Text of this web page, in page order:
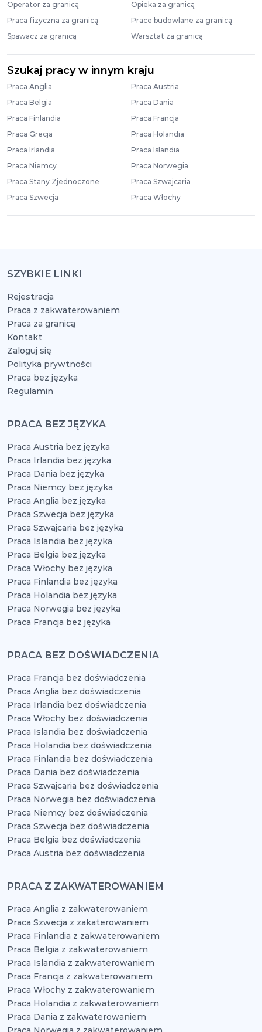
Operator za granicą
Opieka za granicą
Praca fizyczna za granicą
Prace budowlane za granicą
Spawacz za granicą
Warsztat za granicą
Szukaj pracy w innym kraju
Praca Anglia
Praca Austria
Praca Belgia
Praca Dania
Praca Finlandia
Praca Francja
Praca Grecja
Praca Holandia
Praca Irlandia
Praca Islandia
Praca Niemcy
Praca Norwegia
Praca Stany Zjednoczone
Praca Szwajcaria
Praca Szwecja
Praca Włochy
SZYBKIE LINKI
Rejestracja
Praca z zakwaterowaniem
Praca za granicą
Kontakt
Zaloguj się
Polityka prywtności
Praca bez języka
Regulamin
PRACA BEZ JĘZYKA
Praca Austria bez języka
Praca Irlandia bez języka
Praca Dania bez języka
Praca Niemcy bez języka
Praca Anglia bez języka
Praca Szwecja bez języka
Praca Szwajcaria bez języka
Praca Islandia bez języka
Praca Belgia bez języka
Praca Włochy bez języka
Praca Finlandia bez języka
Praca Holandia bez języka
Praca Norwegia bez języka
Praca Francja bez języka
PRACA BEZ DOŚWIADCZENIA
Praca Francja bez doświadczenia
Praca Anglia bez doświadczenia
Praca Irlandia bez doświadczenia
Praca Włochy bez doświadczenia
Praca Islandia bez doświadczenia
Praca Holandia bez doświadczenia
Praca Finlandia bez doświadczenia
Praca Dania bez doświadczenia
Praca Szwajcaria bez doświadczenia
Praca Norwegia bez doświadczenia
Praca Niemcy bez doświadczenia
Praca Szwecja bez doświadczenia
Praca Belgia bez doświadczenia
Praca Austria bez doświadczenia
PRACA Z ZAKWATEROWANIEM
Praca Anglia z zakwaterowaniem
Praca Szwecja z zakaterowaniem
Praca Finlandia z zakwaterowaniem
Praca Belgia z zakwaterowaniem
Praca Islandia z zakwaterowaniem
Praca Francja z zakwaterowaniem
Praca Włochy z zakwaterowaniem
Praca Holandia z zakwaterowaniem
Praca Dania z zakwaterowaniem